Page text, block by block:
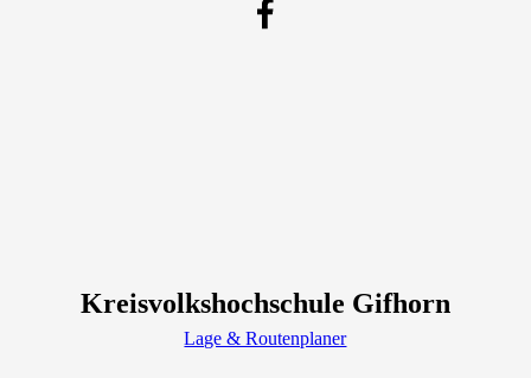
Kreisvolkshochschule Gifhorn
Lage & Routenplaner